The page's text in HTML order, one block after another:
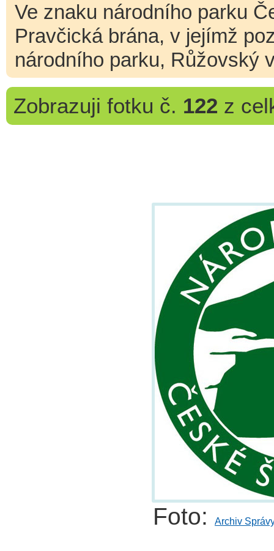
Ve znaku národního parku
Pravčická brána, v jejímž
národního parku, Růžovský
Zobrazuji fotku č. 122 z
Foto: Archiv